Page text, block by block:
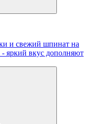
и свежий шпинат на
яркий вкус дополняют